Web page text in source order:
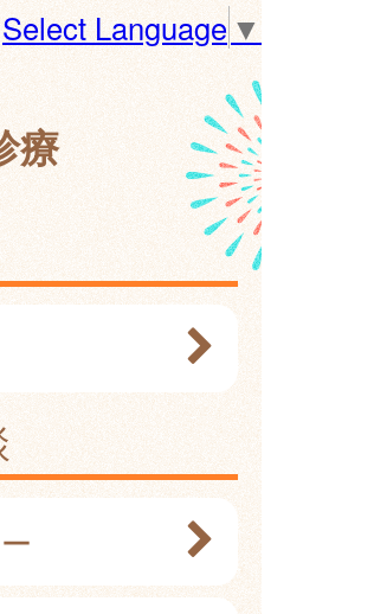
Select Language▼
療